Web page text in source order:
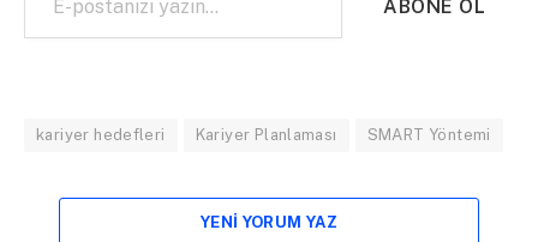
ABONE OL
kariyer hedefleri Kariyer Planlaması SMART Yöntemi
YENI YORUM YAZ